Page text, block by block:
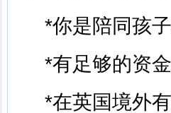
*你是陪同孩
*有足够的资
*在英国境外